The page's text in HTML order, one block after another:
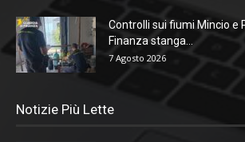
Controlli sui fiumi Mincio e
Finanza stanga...
7 Agosto 2026
Notizie Più Lette